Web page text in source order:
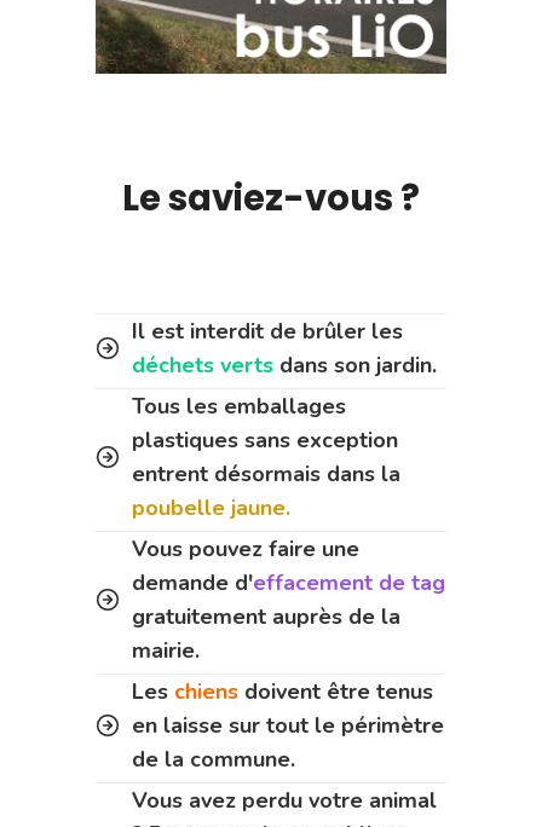
Le saviez-vous ?
Il est interdit de brûler les
déchets verts dans son jardin.
Tous les emballages
plastiques sans exception
entrent désormais dans la
poubelle jaune.
Vous pouvez faire une
demande d'effacement de tag
gratuitement auprès de la
mairie.
Les chiens doivent être tenus
en laisse sur tout le périmètre
de la commune.
Vous avez perdu votre animal